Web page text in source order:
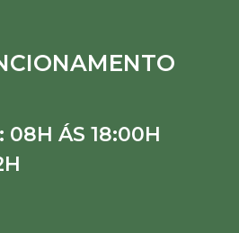
08H ÁS 18:00H